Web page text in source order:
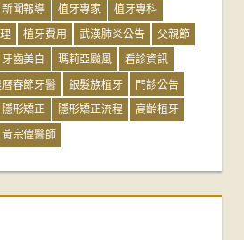
新聞報導 植牙專家
植牙專科
植牙費用 武漢肺炎公告
父親節
牙齒美白 瑪莉亞颱風
看診資訊
曆春節牙醫 銀髮族植牙
門診公告
隱形矯正 隱形矯正流程
高齡植牙
黃宗偉醫師